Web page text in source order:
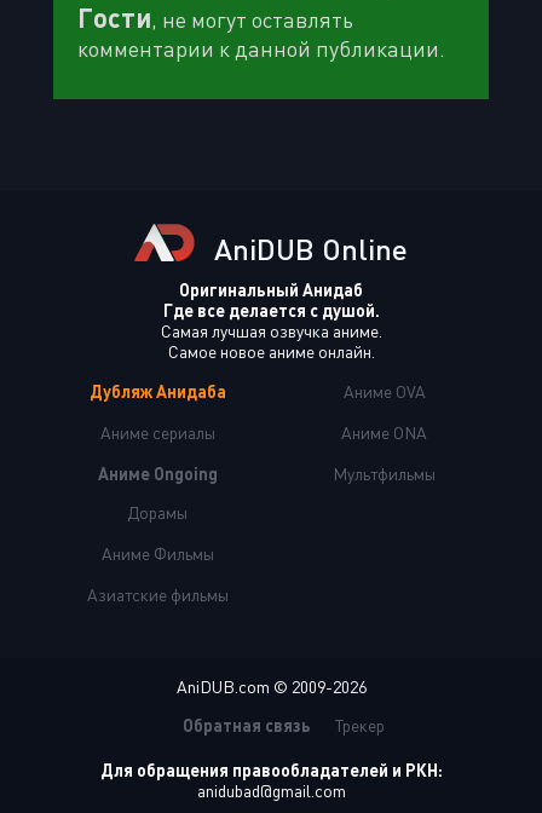
Гости, не могут оставлять
комментарии к данной публикации.
AniDUB Online
Оригинальный Анидаб
Где все делается с душой.
Самая лучшая озвучка аниме.
Самое новое аниме онлайн.
Дубляж Анидаба
Аниме сериалы
Аниме Ongoing
Аниме OVA
Аниме ONA
Мультфильмы
Дорамы
Аниме Фильмы
Азиатские фильмы
AniDUB.com © 2009-2026
Обратная связь
Трекер
Для обращения правообладателей и РКН:
anidubad@gmail.com